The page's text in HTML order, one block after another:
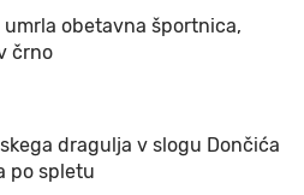
umrla obetavna športnica,
črno
dragulja v slogu Dončića
po spletu